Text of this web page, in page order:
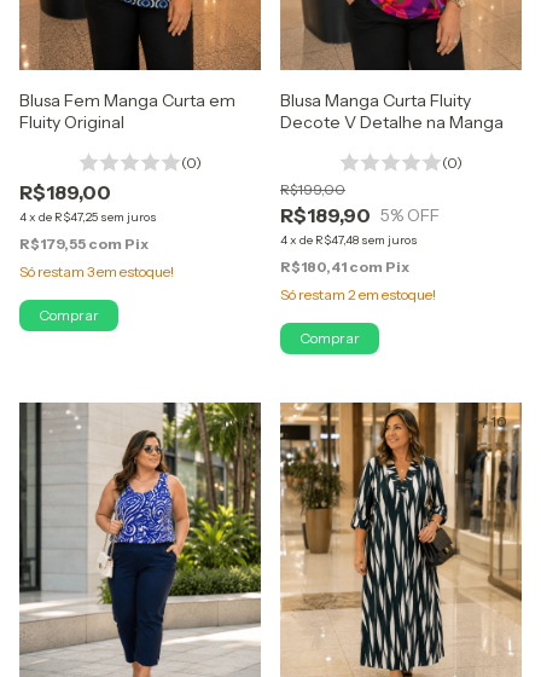
Blusa Fem Manga Curta em
Fluity Original
(0)
R$189,00
4x de R$47,25 sem juros
R$179,55 com Pix
Só restam 3em estoque!
Comprar
Blusa Manga Curta Fluity
Decote V Detalhe na Manga
(0)
R$189,90
R$199,00
5% OFF
4x de R$47,48 sem juros
R$180,41 com Pix
Só restam 2 em estoque!
Comprar
1/6 1/10